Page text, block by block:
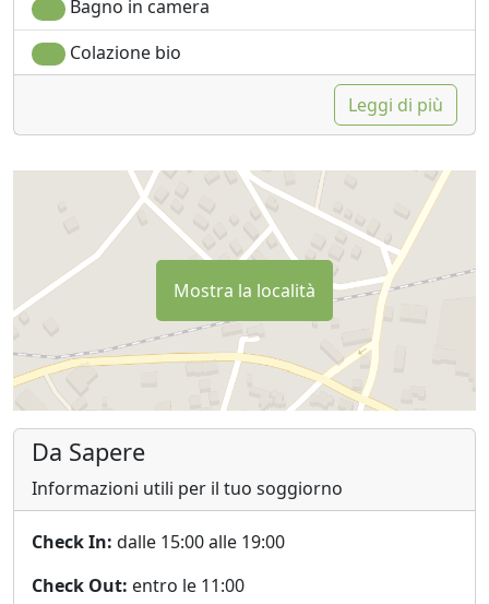
Bagno in camera
Colazione bio
Leggi di più
Mostra la località
Da Sapere
Informazioni utili per il tuo soggiorno
Check In: dalle 15:00 alle 19:00
Check Out: entro le 11:00